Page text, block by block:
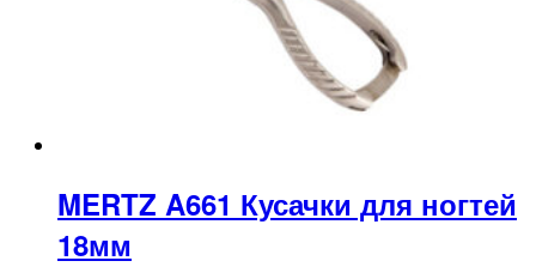
MERTZ A661 Кусачки для ногтей
18мм